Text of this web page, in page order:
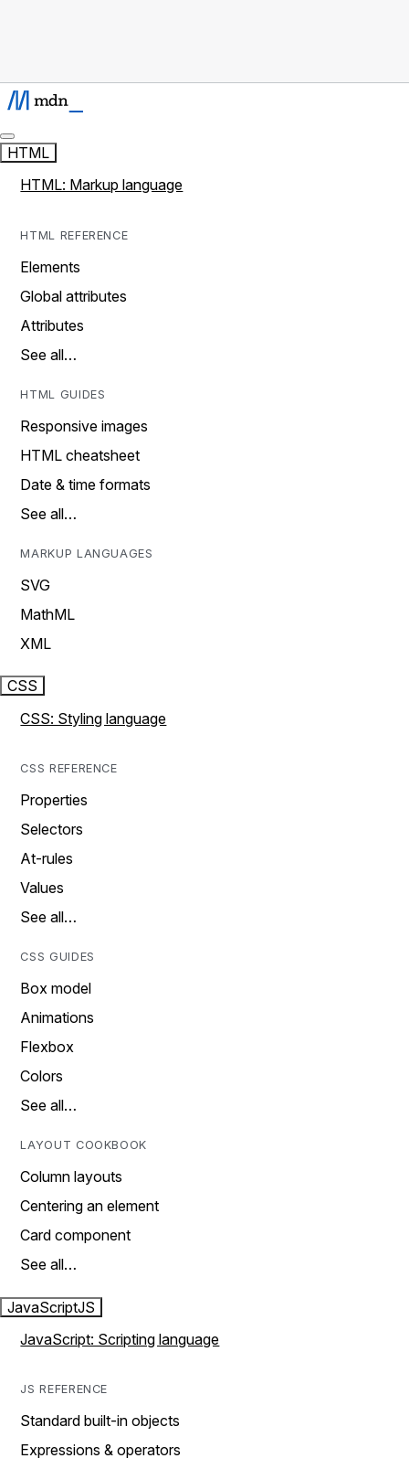
HTML
HTML: Markup language
HTML REFERENCE
Elements
Global attributes
Attributes
See all…
HTML GUIDES
Responsive images
HTML cheatsheet
Date & time formats
See all…
MARKUP LANGUAGES
SVG
MathML
XML
CSS
CSS: Styling language
CSS REFERENCE
Properties
Selectors
At-rules
Values
See all…
CSS GUIDES
Box model
Animations
Flexbox
Colors
See all…
LAYOUT COOKBOOK
Column layouts
Centering an element
Card component
See all…
JavaScriptJS
JavaScript: Scripting language
JS REFERENCE
Standard built-in objects
Expressions & operators